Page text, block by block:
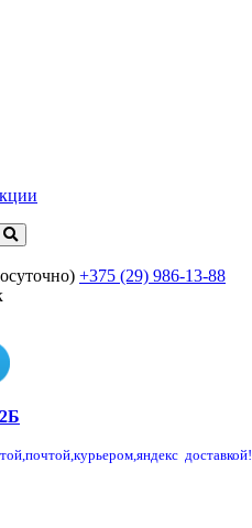
+375 (29) 986-13-88
почтой,курьером,яндекс доставкой!